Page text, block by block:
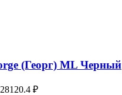
(Георг) ML Черный
28120.4 ₽